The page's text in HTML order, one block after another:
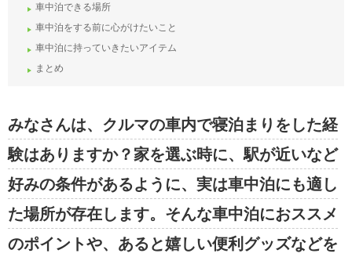
車中泊できる場所
車中泊をする前に心がけたいこと
車中泊に持っていきたいアイテム
まとめ
みなさんは、クルマの車内で寝泊まりをした経
験はありますか？家を選ぶ時に、駅が近いなど
好みの条件があるように、実は車中泊にも適し
た場所が存在します。そんな車中泊におススメ
のポイントや、あると嬉しい便利グッズなどを